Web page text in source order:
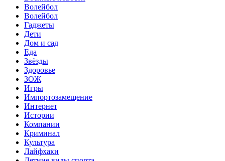
Волейбол
Волейбол
Гаджеты
Дети
Дом и сад
Еда
Звёзды
Здоровье
ЗОЖ
Игры
Импортозамещение
Интернет
Истории
Компании
Криминал
Культура
Лайфхаки